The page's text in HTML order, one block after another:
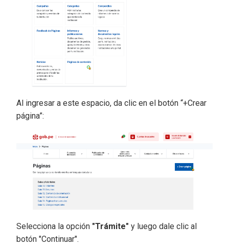
Al ingresar a este espacio, da clic en el botón “+Crear
página”:
Selecciona la opción "Trámite" y luego dale clic al
botón "Continuar".